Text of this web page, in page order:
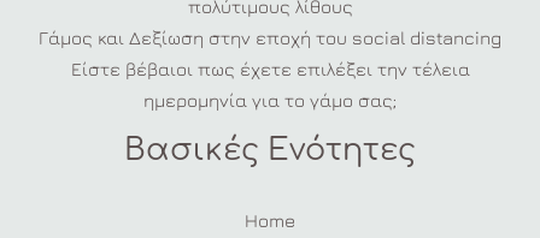
πολύτιμους λίθους
Γάμος και Δεξίωση στην εποχή του social distancing
Είστε βέβαιοι πως έχετε επιλέξει την τέλεια
ημερομηνία για το γάμο σας;
Βασικές Ενότητες
Home